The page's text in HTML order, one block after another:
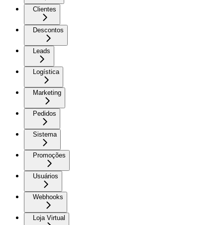
Clientes
Descontos
Leads
Logística
Marketing
Pedidos
Sistema
Promoções
Usuários
Webhooks
Loja Virtual